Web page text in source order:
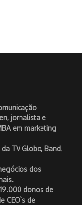
jornalista e
em marketing
TV Globo, Band,
dos
donos de
CEO`s de